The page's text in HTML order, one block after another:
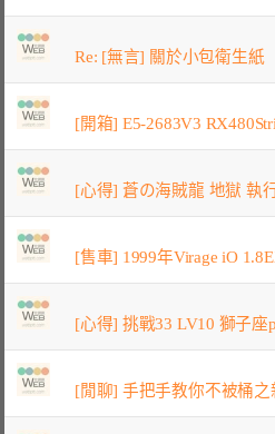
Re: [無言] 關於小包衛生紙
[開箱] E5-2683V3
[心得] 蒼の海賊龍 地獄 執
[售車] 1999年Virage iO
[心得] 挑戰33 LV10 獅子座
[閒聊] 手把手教你不被桶之